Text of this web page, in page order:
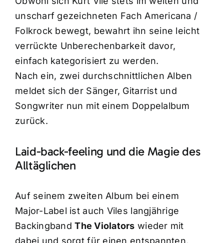
unscharf gezeichneten Fach Americana /
Folkrock bewegt, bewahrt ihn seine leicht
verrückte Unberechenbarkeit davor,
einfach kategorisiert zu werden.
Nach ein, zwei durchschnittlichen Alben
meldet sich der Sänger, Gitarrist und
Songwriter nun mit einem Doppelalbum
zurück.
Laid-back-feeling und die Magie des
Alltäglichen
Auf seinem zweiten Album bei einem
Major-Label ist auch Viles langjährige
BackingbandThe Violators wieder mit
dabei und sorgt für einen entspannten,